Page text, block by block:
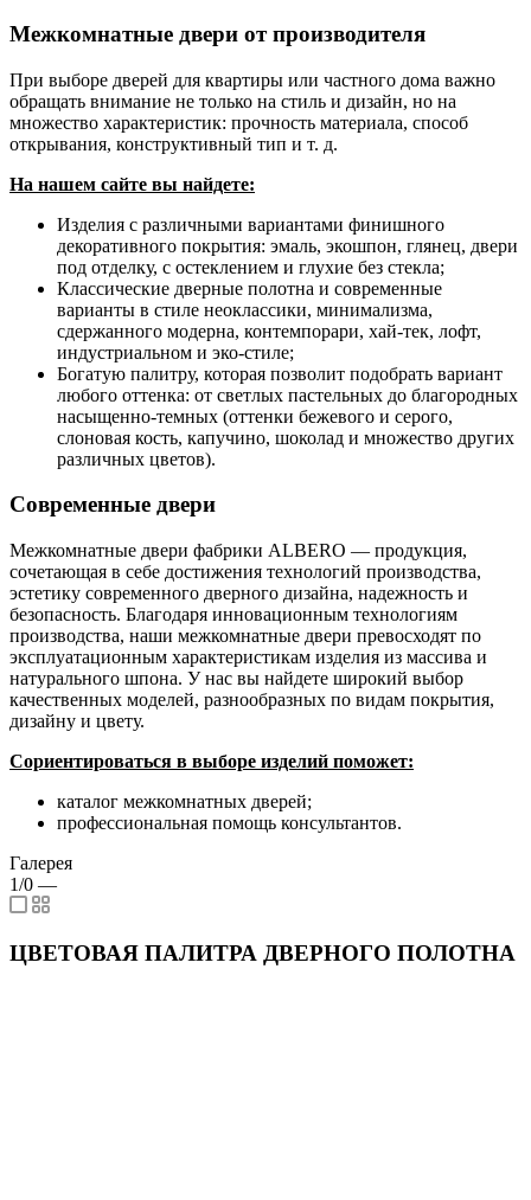
Межкомнатные двери от производителя
При выборе дверей для квартиры или частного дома важно
обращать внимание не только на стиль и дизайн, но на
множество характеристик: прочность материала, способ
открывания, конструктивный тип и т. д.
На нашем сайте вы найдете:
Изделия с различными вариантами финишного
декоративного покрытия: эмаль, экошпон, глянец, двери
под отделку, с остеклением и глухие без стекла;
Классические дверные полотна и современные
варианты в стиле неоклассики, минимализма,
сдержанного модерна, контемпорари, хай-тек, лофт,
индустриальном и эко-стиле;
Богатую палитру, которая позволит подобрать вариант
любого оттенка: от светлых пастельных до благородных
насыщенно-темных (оттенки бежевого и серого,
слоновая кость, капучино, шоколад и множество других
различных цветов).
Современные двери
Межкомнатные двери фабрики ALBERO — продукция,
сочетающая в себе достижения технологий производства,
эстетику современного дверного дизайна, надежность и
безопасность. Благодаря инновационным технологиям
производства, наши межкомнатные двери превосходят по
эксплуатационным характеристикам изделия из массива и
натурального шпона. У нас вы найдете широкий выбор
качественных моделей, разнообразных по видам покрытия,
дизайну и цвету.
Сориентироваться в выборе изделий поможет:
каталог межкомнатных дверей;
профессиональная помощь консультантов.
Галерея
1/0 —
ЦВЕТОВАЯ ПАЛИТРА ДВЕРНОГО ПОЛОТНА